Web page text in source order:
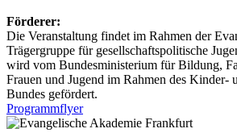
Förderer:
Die Veranstaltung findet im Rahmen der
Trägergruppe für gesellschaftspolitische
wird vom Bundesministerium für Bildung,
Frauen und Jugend im Rahmen des Kinder-
Bundes gefördert.
Programmflyer